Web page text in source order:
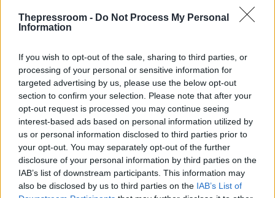
Thepressroom - Do Not Process My Personal
Information
If you wish to opt-out of the sale, sharing to third parties, or
processing of your personal or sensitive information for
targeted advertising by us, please use the below opt-out
section to confirm your selection. Please note that after your
opt-out request is processed you may continue seeing
interest-based ads based on personal information utilized by
us or personal information disclosed to third parties prior to
your opt-out. You may separately opt-out of the further
disclosure of your personal information by third parties on the
IAB’s list of downstream participants. This information may
also be disclosed by us to third parties on the IAB’s List of